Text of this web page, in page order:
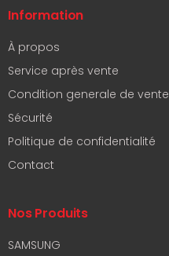
Information
À propos
Service après vente
Condition generale de vente
Sécurité
Politique de confidentialité
Contact
Nos Produits
SAMSUNG